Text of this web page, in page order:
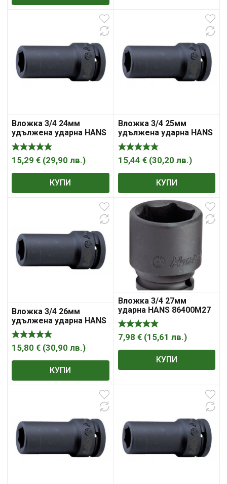
Вложка 3/4 24мм
удължена ударна HANS
86300М24
15,29 € (29,90 лв.)
КУПИ
Вложка 3/4 25мм
удължена ударна HANS
86300М25
15,44 € (30,20 лв.)
КУПИ
Вложка 3/4 26мм
удължена ударна HANS
86300М26
15,80 € (30,90 лв.)
КУПИ
Вложка 3/4 27мм
ударна HANS 86400М27
7,98 € (15,61 лв.)
КУПИ